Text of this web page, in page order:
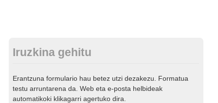
Iruzkina gehitu
Erantzuna formulario hau betez utzi dezakezu. Formatua
testu arruntarena da. Web eta e-posta helbideak
automatikoki klikagarri agertuko dira.